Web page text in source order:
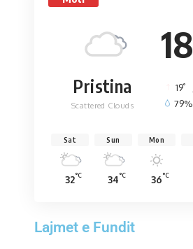
18
Pristina
Scattered Clouds
19°
79%
Sat
32°C
Sun
34°C
Mon
36°C
Lajmet e Fundit